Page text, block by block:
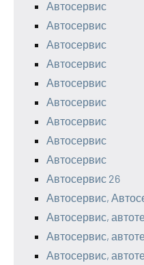
Автосервис
Автосервис
Автосервис
Автосервис
Автосервис
Автосервис
Автосервис
Автосервис
Автосервис
Автосервис 26
Автосервис,
Автосервис,
Автосервис,
Автосервис,